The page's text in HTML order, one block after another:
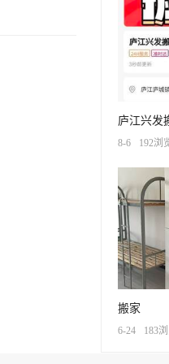
庐江兴发
8-6 192浏
搬家
6-24 183